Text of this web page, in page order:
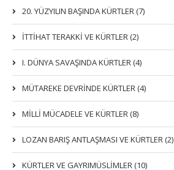
20. YÜZYILIN BAŞINDA KÜRTLER (7)
İTTIHAT TERAKKI VE KÜRTLER (2)
I. DÜNYA SAVAŞINDA KÜRTLER (4)
MÜTAREKE DEVRİNDE KÜRTLER (4)
MİLLİ MÜCADELE VE KÜRTLER (8)
LOZAN BARIŞ ANTLAŞMASI VE KÜRTLER (2)
KÜRTLER VE GAYRIMÜSLIMLER (10)